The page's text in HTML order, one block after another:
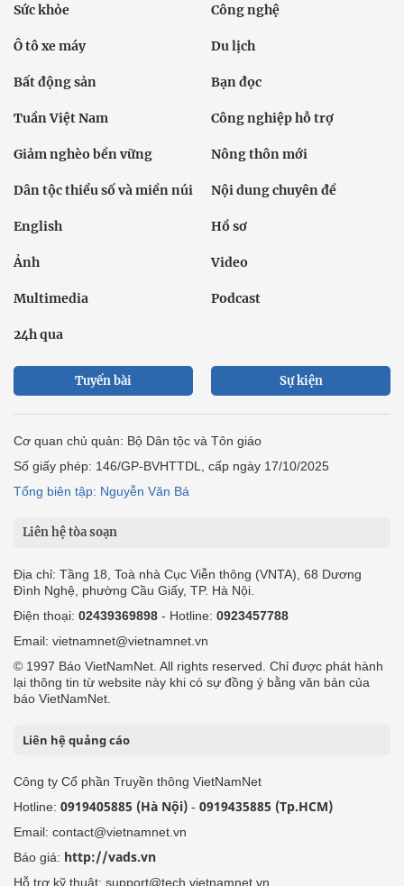
Sức khỏe Công nghệ
Ô tô xe máy Du lịch
Bất động sản Bạn đọc
Tuần Việt Nam Công nghiệp hỗ trợ
Giảm nghèo bền vững Nông thôn mới
Dân tộc thiểu số và miền núi Nội dung chuyên đề
English Hồ sơ
Ảnh Video
Multimedia Podcast
24h qua
Tuyến bài Sự kiện
Cơ quan chủ quản: Bộ Dân tộc và Tôn giáo
Số giấy phép: 146/GP-BVHTTDL, cấp ngày 17/10/2025
Tổng biên tập: Nguyễn Văn Bá
Liên hệ tòa soạn
Địa chỉ: Tầng 18, Toà nhà Cục Viễn thông (VNTA), 68 Dương
Đình Nghệ, phường Cầu Giấy, TP. Hà Nội.
Điện thoại: 02439369898 - Hotline: 0923457788
Email: vietnamnet@vietnamnet.vn
© 1997 Báo VietNamNet. All rights reserved. Chỉ được phát hành
lại thông tin từ website này khi có sự đồng ý bằng văn bản của
báo VietNamNet.
Liên hệ quảng cáo
Công ty Cổ phần Truyền thông VietNamNet
Hotline: 0919405885 (Hà Nội) - 0919435885 (Tp.HCM)
Email: contact@vietnamnet.vn
Báo giá: http://vads.vn
Hỗ trợ kỹ thuật: support@tech.vietnamnet.vn